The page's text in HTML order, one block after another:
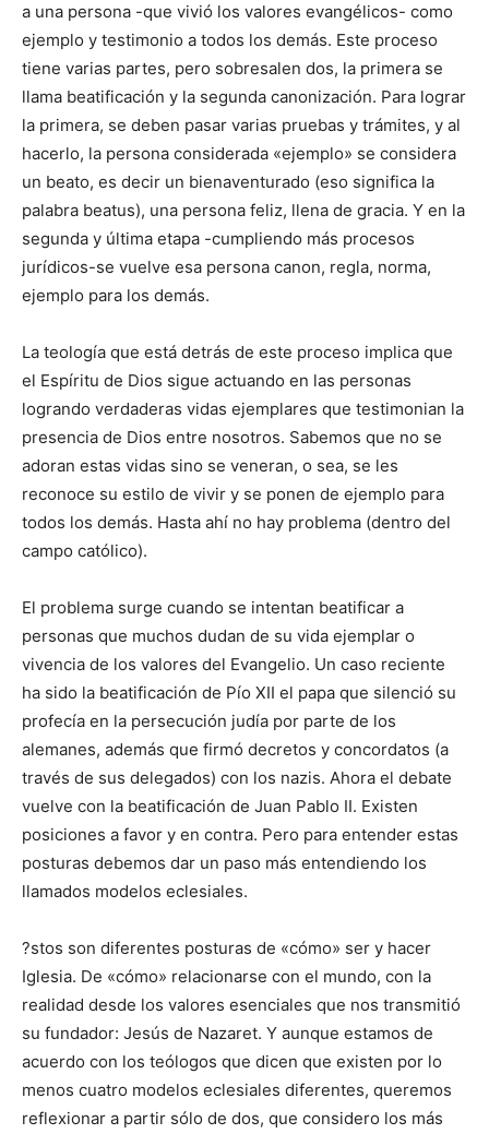
a una persona -que vivió los valores evangélicos- como
ejemplo y testimonio a todos los demás. Este proceso
tiene varias partes, pero sobresalen dos, la primera se
llama beatificación y la segunda canonización. Para lograr
la primera, se deben pasar varias pruebas y trámites, y al
hacerlo, la persona considerada «ejemplo» se considera
un beato, es decir un bienaventurado (eso significa la
palabra beatus), una persona feliz, llena de gracia. Y en la
segunda y última etapa -cumpliendo más procesos
jurídicos-se vuelve esa persona canon, regla, norma,
ejemplo para los demás.
La teología que está detrás de este proceso implica que
el Espíritu de Dios sigue actuando en las personas
logrando verdaderas vidas ejemplares que testimonian la
presencia de Dios entre nosotros. Sabemos que no se
adoran estas vidas sino se veneran, o sea, se les
reconoce su estilo de vivir y se ponen de ejemplo para
todos los demás. Hasta ahí no hay problema (dentro del
campo católico).
El problema surge cuando se intentan beatificar a
personas que muchos dudan de su vida ejemplar o
vivencia de los valores del Evangelio. Un caso reciente
ha sido la beatificación de Pío XII el papa que silenció su
profecía en la persecución judía por parte de los
alemanes, además que firmó decretos y concordatos (a
través de sus delegados) con los nazis. Ahora el debate
vuelve con la beatificación de Juan Pablo II. Existen
posiciones a favor y en contra. Pero para entender estas
posturas debemos dar un paso más entendiendo los
llamados modelos eclesiales.
?stos son diferentes posturas de «cómo» ser y hacer
Iglesia. De «cómo» relacionarse con el mundo, con la
realidad desde los valores esenciales que nos transmitió
su fundador: Jesús de Nazaret. Y aunque estamos de
acuerdo con los teólogos que dicen que existen por lo
menos cuatro modelos eclesiales diferentes, queremos
reflexionar a partir sólo de dos, que considero los más